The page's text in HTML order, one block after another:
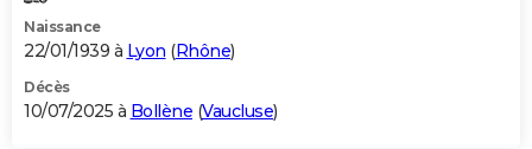
Dictionnaire
Biographies
Citations
Expressions
Proverbes
PROGRAMME TV
S'inscrire
Se connecter
Lycées
Collèges
Primaires
Universités
Entreprises
Service militaire
Avis de recherche
AVIS DE DÉCÈS
Naissance
22/01/1939 à Lyon (Rhône)
Décès
10/07/2025 à Bollène (Vaucluse)